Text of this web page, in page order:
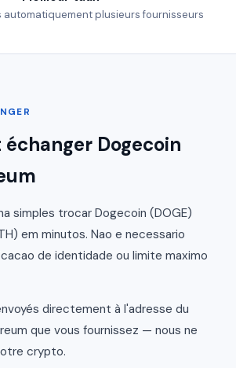
automatiquement plusieurs fournisseurs
Dogecoin
simples trocar Dogecoin (DOGE)
em minutos. Nao e necessario
de identidade ou limite maximo
directement à l'adresse du
que vous fournissez — nous ne
crypto.